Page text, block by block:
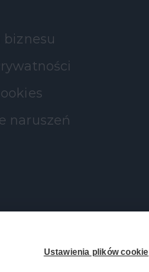
biznesu
naruszeń
Ustawienia plików cookie